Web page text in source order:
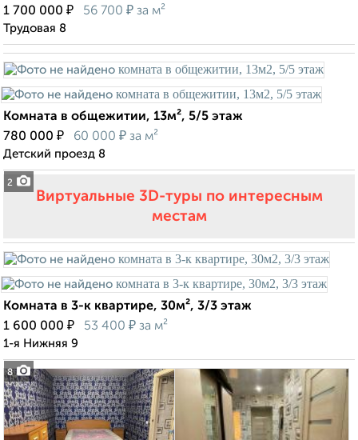
1 700 000 ₽ 56 700 ₽ за м²
Трудовая 8
2
Комната в общежитии, 13м², 5/5 этаж
780 000 ₽ 60 000 ₽ за м²
Детский проезд 8
Виртуальные 3D-туры по интересным
местам
8
Комната в 3-к квартире, 30м², 3/3 этаж
1 600 000 ₽ 53 400 ₽ за м²
1-я Нижняя 9